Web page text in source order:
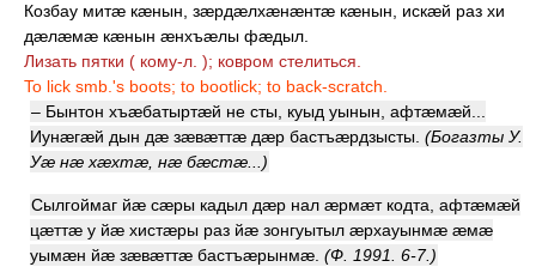
Козбау митæ кæнын, зæрдæлхæнæнтæ кæнын, искæй раз хи
дæлæмæ кæнын æнхъæлы фæдыл
Лизать пятки ( кому-л. ); ковром стелиться.
To lick smb.'s boots; to bootlick; to back-scratch.
– Бынтон хъæбатыртæй не сты, куыд уынын, афтæмæй...
Иунæгæй дын дæ зæвæттæ дæр бастъæрдзысты. (Богазты У.
Уæ нæ хæхтæ, нæ бæстæ...)
Сылгоймаг йæ сæры кадыл дæр нал æрмæт кодта, афтæмæй
цæттæ у йæ хистæры раз йæ зонгуытыл æрхауынмæ æмæ
уымæн йæ зæвæттæ бастъæрынмæ. (Ф. 1991. 6-7.)